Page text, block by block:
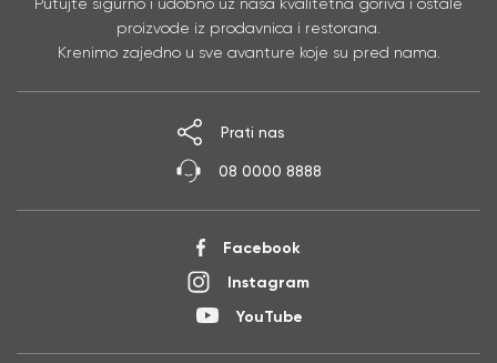
proizvode iz prodavnica i restorana.
Krenimo zajedno u sve avanture koje su pred nama.
Facebook
Instagram
YouTube
Prati nas
08 0000 8888